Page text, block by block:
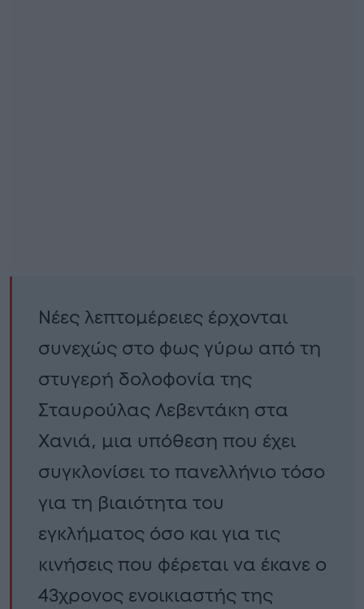
Νέες λεπτομέρειες έρχονται
συνεχώς στο φως γύρω από τη
στυγερή δολοφονία της
Σταυρούλας Λεβεντάκη στα
Χανιά, μια υπόθεση που έχει
συγκλονίσει το πανελλήνιο τόσο
για τη βιαιότητα του
εγκλήματος όσο και για τις
κινήσεις που φέρεται να έκανε ο
43χρονος ενοικιαστής της